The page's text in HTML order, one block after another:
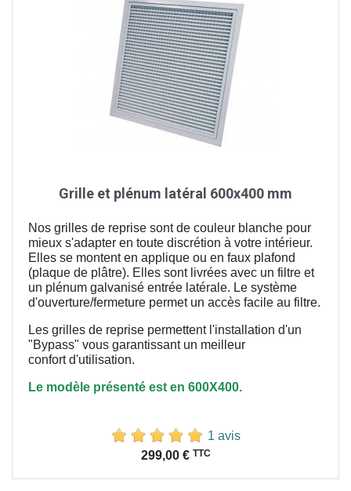
Grille et plénum latéral 600x400 mm
Nos grilles de reprise sont de couleur blanche pour
mieux s'adapter en toute discrétion à votre intérieur.
Elles se montent en applique ou en faux plafond
(plaque de plâtre). Elles sont livrées avec un filtre et
un plénum galvanisé entrée latérale. Le système
d'ouverture/fermeture permet un accès facile au filtre.
Les grilles de reprise permettent l'installation d'un
"Bypass" vous garantissant un meilleur
confortd'utilisation.
Le modèle présenté est en 600X400.
1 avis
299,00 € TTC